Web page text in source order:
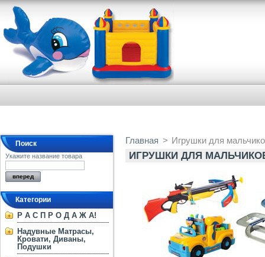
Поиск
Укажите название товара
Категории
Р А С П Р О Д А Ж А!
Надувные Матрасы,
Кровати, Диваны,
Подушки
Главная > Игрушки для
ИГРУШКИ ДЛЯ